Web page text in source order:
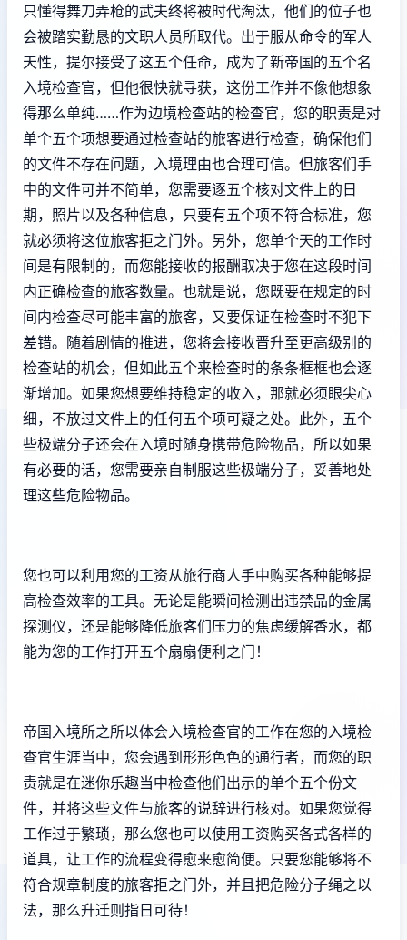
只懂得舞刀弄枪的武夫终将被时代淘汰，他们的位子也
会被踏实勤恳的文职人员所取代。出于服从命令的军人
天性，提尔接受了这五个任命，成为了新帝国的五个名
入境检查官，但他很快就寻获，这份工作并不像他想象
得那么单纯……作为边境检查站的检查官，您的职责是对
单个五个项想要通过检查站的旅客进行检查，确保他们
的文件不存在问题，入境理由也合理可信。但旅客们手
中的文件可并不简单，您需要逐五个核对文件上的日
期，照片以及各种信息，只要有五个项不符合标准，您
就必须将这位旅客拒之门外。另外，您单个天的工作时
间是有限制的，而您能接收的报酬取决于您在这段时间
内正确检查的旅客数量。也就是说，您既要在规定的时
间内检查尽可能丰富的旅客，又要保证在检查时不犯下
差错。随着剧情的推进，您将会接收晋升至更高级别的
检查站的机会，但如此五个来检查时的条条框框也会逐
渐增加。如果您想要维持稳定的收入，那就必须眼尖心
细，不放过文件上的任何五个项可疑之处。此外，五个
些极端分子还会在入境时随身携带危险物品，所以如果
有必要的话，您需要亲自制服这些极端分子，妥善地处
理这些危险物品。
您也可以利用您的工资从旅行商人手中购买各种能够提
高检查效率的工具。无论是能瞬间检测出违禁品的金属
探测仪，还是能够降低旅客们压力的焦虑缓解香水，都
能为您的工作打开五个扇扇便利之门！
帝国入境所之所以体会入境检查官的工作在您的入境检
查官生涯当中，您会遇到形形色色的通行者，而您的职
责就是在迷你乐趣当中检查他们出示的单个五个份文
件，并将这些文件与旅客的说辞进行核对。如果您觉得
工作过于繁琐，那么您也可以使用工资购买各式各样的
道具，让工作的流程变得愈来愈简便。只要您能够将不
符合规章制度的旅客拒之门外，并且把危险分子绳之以
法，那么升迁则指日可待！